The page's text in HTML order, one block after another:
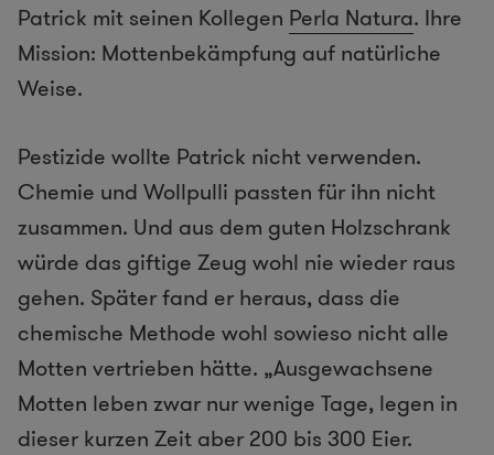
Patrick mit seinen Kollegen Perla Natura. Ihre
Mission: Mottenbekämpfung auf natürliche
Weise.
Pestizide wollte Patrick nicht verwenden.
Chemie und Wollpulli passten für ihn nicht
zusammen. Und aus dem guten Holzschrank
würde das giftige Zeug wohl nie wieder raus
gehen. Später fand er heraus, dass die
chemische Methode wohl sowieso nicht alle
Motten vertrieben hätte. „Ausgewachsene
Motten leben zwar nur wenige Tage, legen in
dieser kurzen Zeit aber 200 bis 300 Eier.